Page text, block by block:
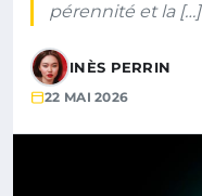
pérennité et la […]
INÈS PERRIN
22 MAI 2026